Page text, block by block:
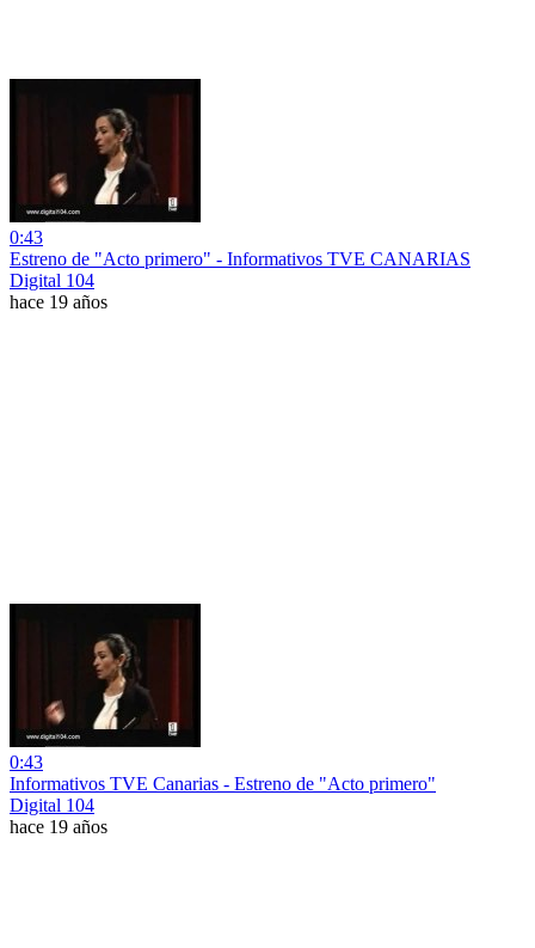
0:43
Estreno de "Acto primero" - Informativos TVE CANARIAS
Digital 104
hace 19 años
0:43
Informativos TVE Canarias - Estreno de "Acto primero"
Digital 104
hace 19 años